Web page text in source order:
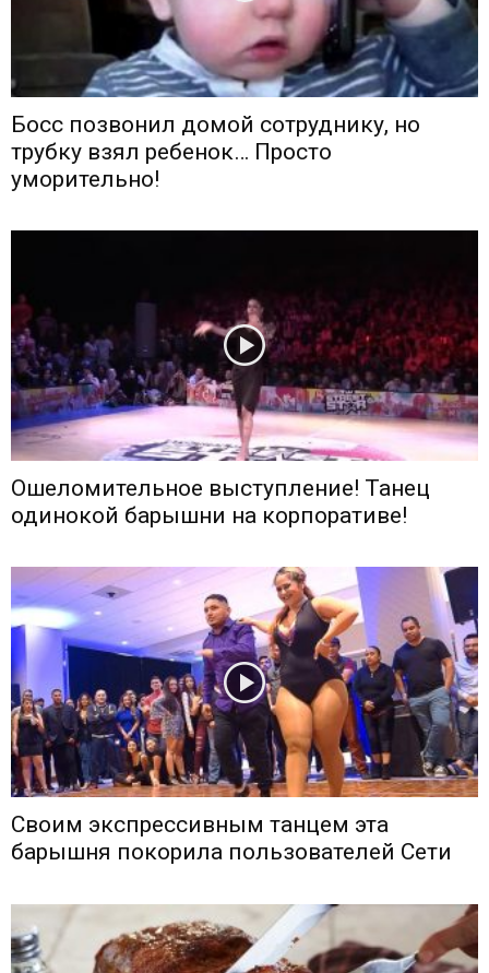
Босс позвонил домой сотруднику, но
трубку взял ребенок… Просто
уморительно!
Ошеломительное выступление! Танец
одинокой барышни на корпоративе!
Своим экспрессивным танцем эта
барышня покорила пользователей Сети